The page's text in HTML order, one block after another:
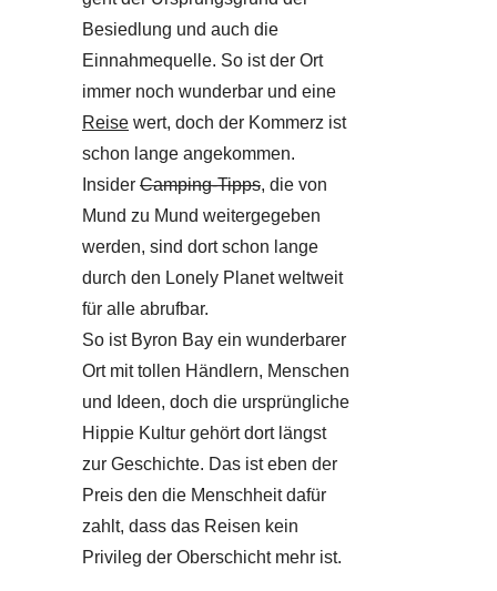
Besiedlung und auch die
Einnahmequelle. So ist der Ort
immer noch wunderbar und eine
Reise wert, doch der Kommerz ist
schon lange angekommen.
Insider Camping-Tipps, die von
Mund zu Mund weitergegeben
werden, sind dort schon lange
durch den Lonely Planet weltweit
für alle abrufbar.
So ist Byron Bay ein wunderbarer
Ort mit tollen Händlern, Menschen
und Ideen, doch die ursprüngliche
Hippie Kultur gehört dort längst
zur Geschichte. Das ist eben der
Preis den die Menschheit dafür
zahlt, dass das Reisen kein
Privileg der Oberschicht mehr ist.